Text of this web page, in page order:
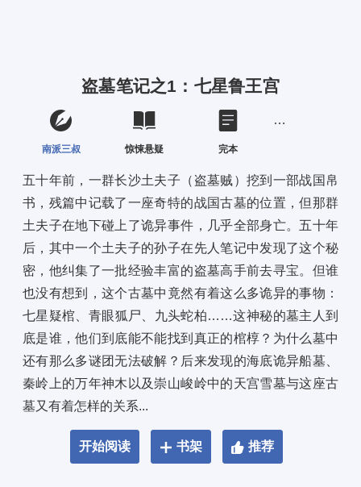
盗墓笔记之1：七星鲁王宫
南派三叔 惊悚悬疑 完本
五十年前，一群长沙土夫子（盗墓贼）挖到一部战国帛
书，残篇中记载了一座奇特的战国古墓的位置，但那群
土夫子在地下碰上了诡异事件，几乎全部身亡。五十年
后，其中一个土夫子的孙子在先人笔记中发现了这个秘
密，他纠集了一批经验丰富的盗墓高手前去寻宝。但谁
也没有想到，这个古墓中竟然有着这么多诡异的事物：
七星疑棺、青眼狐尸、九头蛇柏……这神秘的墓主人到
底是谁，他们到底能不能找到真正的棺椁？为什么墓中
还有那么多谜团无法破解？后来发现的海底诡异船墓、
秦岭上的万年神木以及崇山峻岭中的天宫雪墓与这座古
墓又有着怎样的关系...
开始阅读 书架 推荐